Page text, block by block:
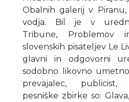
Obalnih galerij v
vodja. Bil je v
Tribune, Problemov
slovenskih pisateljev Le
glavni in odgovorni
sodobno likovno
prevajalec, publicist,
pesniške zbirke so: